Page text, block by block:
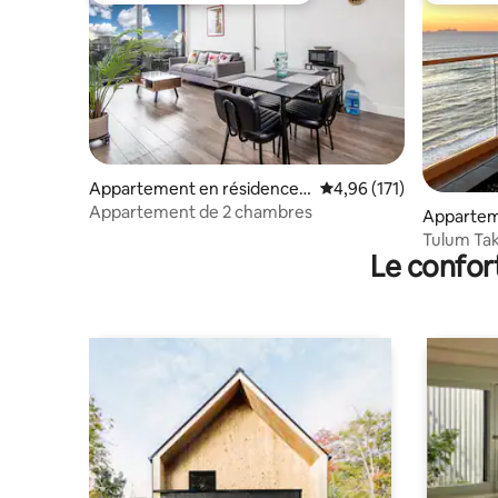
Appartement en résidence ⋅
Tijuana
Évaluation moyenne
4,96 (171)
Appartement de 2 chambres
Rosarito
Tulum
de mer.
Le